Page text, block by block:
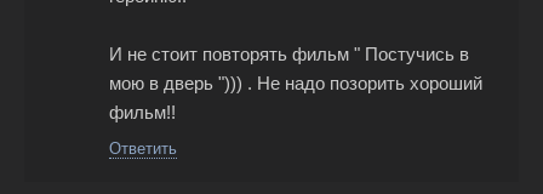
И не стоит повторять фильм " Постучись в
мою в дверь "))) . Не надо позорить хороший
фильм!!
Ответить